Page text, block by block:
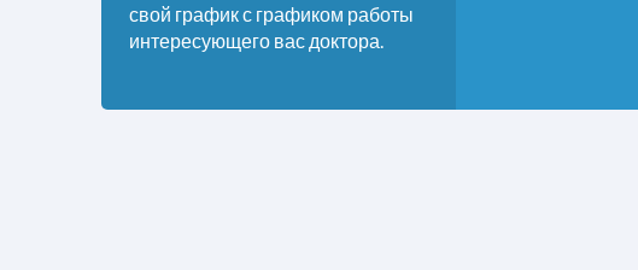
свой график с графиком работы
интересующего вас доктора.